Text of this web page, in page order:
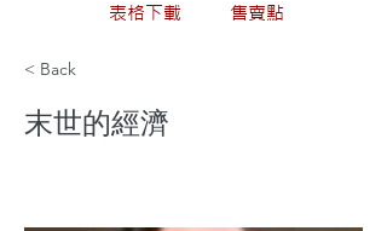
表格下載
售賣點
< Back
末世的經濟